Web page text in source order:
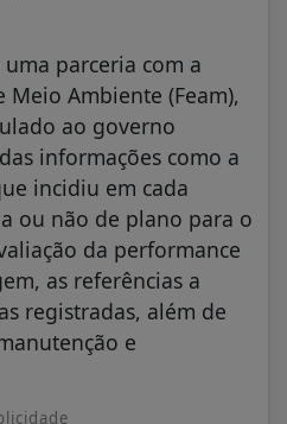
parceria com a
Meio Ambiente (Feam),
ao governo
informações como a
incidiu em cada
ou não de plano para o
da performance
as referências a
registradas, além de
e